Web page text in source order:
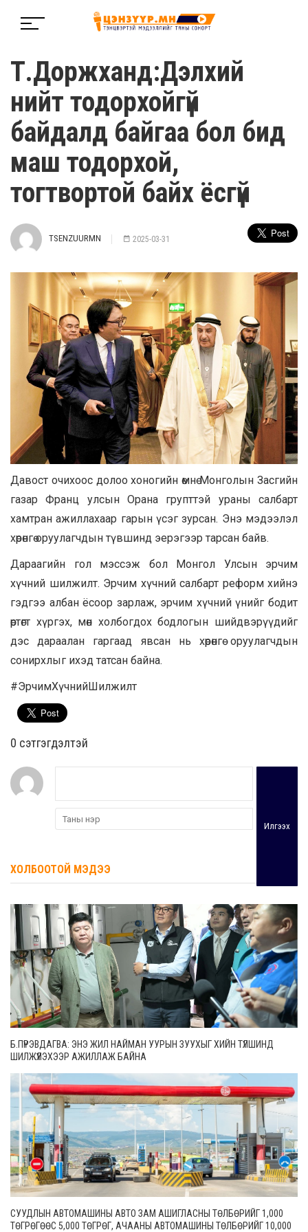
Т.Доржханд:Дэлхий
нийт тодорхойгүй
байдалд байгаа бол бид
маш тодорхой,
тогтвортой байх ёсгүй
TSENZUURMN 2025-03-31
Давост очихоос долоо хоногийн өмнө Монголын Засгийн
газар Франц улсын Орана групттэй ураны салбарт
хамтран ажиллахаар гарын үсэг зурсан. Энэ мэдээлэл
хөрөнгө оруулагчдын түвшинд эерэгээр тарсан байв.
Дараагийн гол мэссэж бол Монгол Улсын эрчим
хүчний шилжилт. Эрчим хүчний салбарт реформ хийнэ
гэдгээ албан ёсоор зарлаж, эрчим хүчний үнийг бодит
өртөгт хүргэх, мөн холбогдох бодлогын шийдвэрүүдийг
дэс дараалан гаргаад явсан нь хөрөнгө оруулагчдын
сонирхлыг ихэд татсан байна.
#ЭрчимХүчнийШилжилт
0 cэтгэгдэлтэй
Илгээх
ХОЛБООТОЙ МЭДЭЭ
Б.ПҮРЭВДАГВА: ЭНЭ ЖИЛ НАЙМАН УУРЫН ЗУУХЫГ ХИЙН ТҮЛШИНД
ШИЛЖҮҮЛЭХЭЭР АЖИЛЛАЖ БАЙНА
СУУДЛЫН АВТОМАШИНЫ АВТО ЗАМ АШИГЛАСНЫ ТӨЛБӨРИЙГ 1,000
ТӨГРӨГӨӨС 5,000 ТӨГРӨГ, АЧААНЫ АВТОМАШИНЫ ТӨЛБӨРИЙГ 10,000